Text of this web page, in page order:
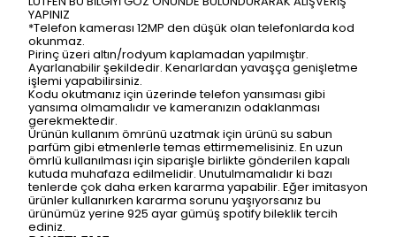
YAPINIZ
*Telefon kamerası 12MP den düşük olan telefonlarda kod
okunmaz.
Pirinç üzeri altın/rodyum kaplamadan yapılmıştır.
Ayarlanabilir şekildedir. Kenarlardan yavaşça genişletme
işlemi yapabilirsiniz.
Kodu okutmanız için üzerinde telefon yansıması gibi
yansıma olmamalıdır ve kameranızın odaklanması
gerekmektedir.
Ürünün kullanım ömrünü uzatmak için ürünü su sabun
parfüm gibi etmenlerle temas ettirmemelisiniz. En uzun
ömrlü kullanılması için siparişle birlikte gönderilen kapalı
kutuda muhafaza edilmelidir. Unutulmamalıdır ki bazı
tenlerde çok daha erken kararma yapabilir. Eğer imitasyon
ürünler kullanırken kararma sorunu yaşıyorsanız bu
ürünümüz yerine 925 ayar gümüş spotify bileklik tercih
ediniz.